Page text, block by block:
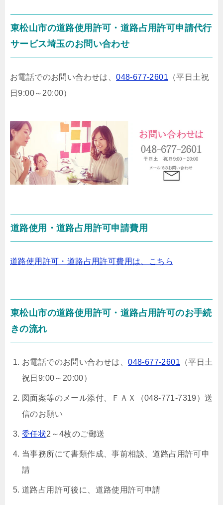
東松山市の道路使用許可・道路占用許可申請代行
サービス埼玉のお問い合わせ
お電話でのお問い合わせは、048-677-2601 （平日土祝
日9:00～20:00）
道路使用・道路占用許可申請費用
道路使用許可・道路占用許可費用は、こちら
東松山市の道路使用許可・道路占用許可のお手続
きの流れ
お電話でのお問い合わせは、048-677-2601 （平日土
祝日9:00～20:00）
図面案等のメール添付、ＦＡＸ（048-771-7319）送
信のお願い
委任状2～4枚のご郵送
当事務所にて書類作成、事前相談、道路占用許可申
請
道路占用許可後に、道路使用許可申請